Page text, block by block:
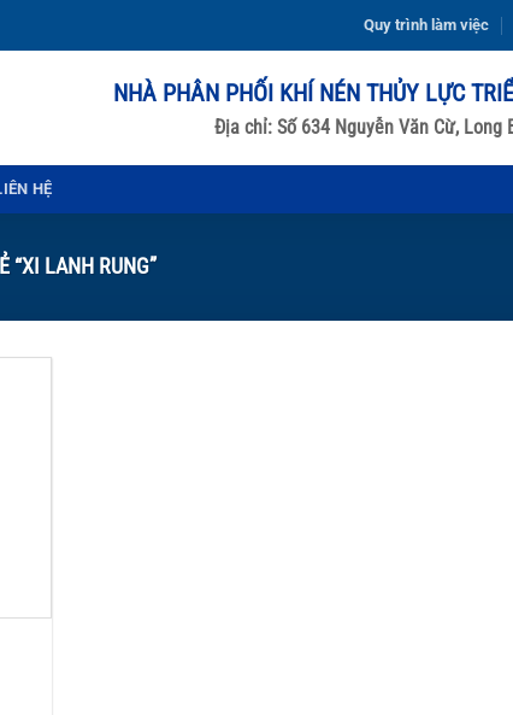
Quy trình làm việc
NHÀ PHÂN PHỐI KHÍ NÉN THỦY LỰC
Địa chỉ: Số 634 Nguyễn Văn Cừ, Long
HỆ
“XI LANH RUNG”